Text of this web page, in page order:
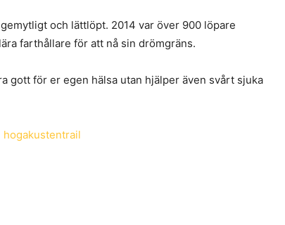
och lättlöpt. 2014 var över 900 löpare
farthållare för att nå sin drömgräns.
gott för er egen hälsa utan hjälper även svårt sjuka